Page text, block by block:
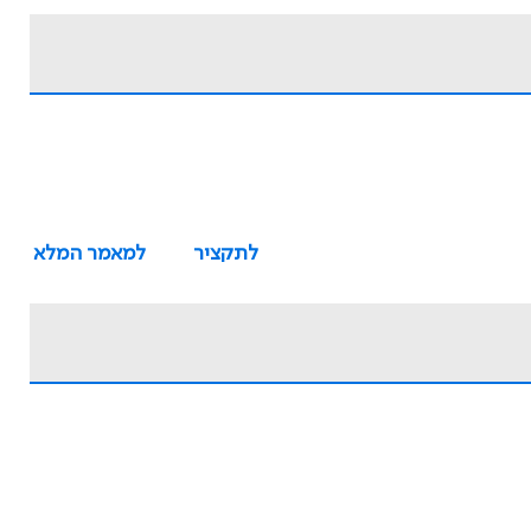
לתקציר למאמר המלא